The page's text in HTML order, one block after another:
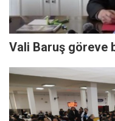
Vali Baruş göreve